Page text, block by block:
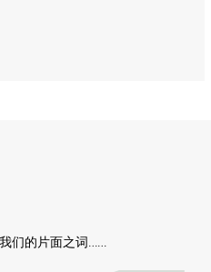
们的片面之词……